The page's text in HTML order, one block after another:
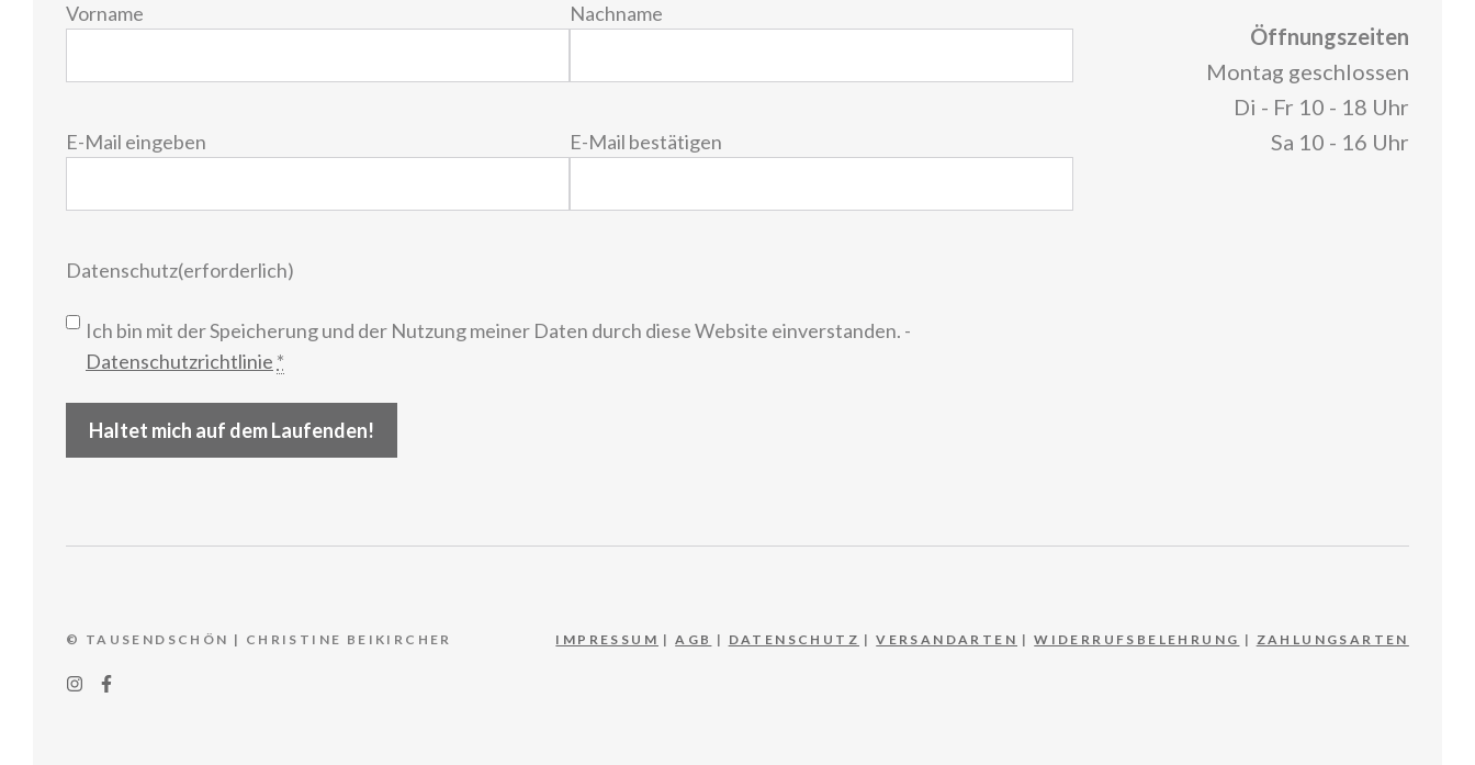
Vorname Nachname
E-
E-Mail eingeben E-Mail bestätigen
Datenschutz(erforderlich)
Ich bin mit der Speicherung und der Nutzung meiner Daten durch diese Website einverstanden. -
Datenschutzrichtlinie *
Haltet mich auf dem Laufenden!
Öffnungszeiten
Montag geschlossen
Di - Fr 10 - 18 Uhr
Sa 10 - 16 Uhr
© TAUSENDSCHÖN | CHRISTINE BEIKIRCHER IMPRESSUM |AGB | DATENSCHUTZ |VERSANDARTEN |WIDERRUFSBELEHRUNG | ZAHLUNGSARTEN